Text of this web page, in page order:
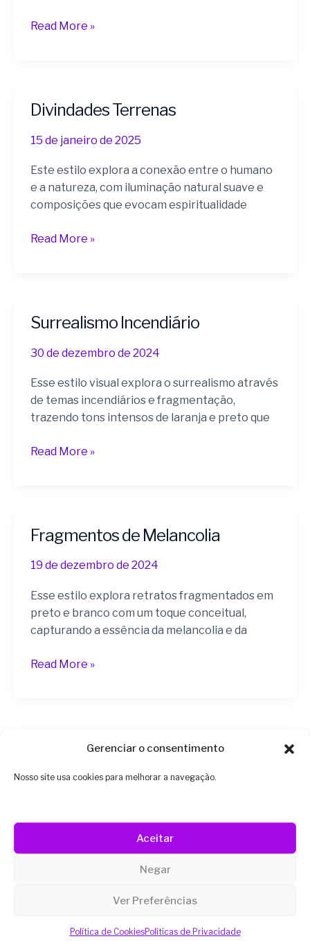
Gerenciar o consentimento
Nosso site usa cookies para melhorar a navegação.
Aceitar
Negar
Ver Preferências
Política de CookiesPolíticas de Privacidade
Read More »
Divindades Terrenas
15 de janeiro de 2025
Este estilo explora a conexão entre o humano
e a natureza, com iluminação natural suave e
composições que evocam espiritualidade
Divindades
Read More »
Surrealismo Incendiário
30 de dezembro de 2024
Esse estilo visual explora o surrealismo através
de temas incendiários e fragmentação,
trazendo tons intensos de laranja e preto que
Surrealismo
Read More »
Fragmentos de Melancolia
19 de dezembro de 2024
Esse estilo explora retratos fragmentados em
preto e branco com um toque conceitual,
capturando a essência da melancolia e da
Fragmentos
Melancolia
Read More »
1 2
Além do Prompt © 2026